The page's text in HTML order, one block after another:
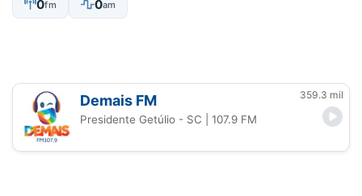
0fm 0am
Demais FM 359.3 mil
Presidente Getúlio - SC | 107.9 FM